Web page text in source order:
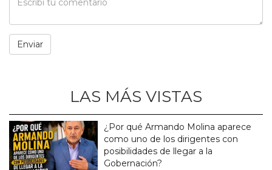
LAS MÁS VISTAS
¿Por qué Armando Molina aparece
como uno de los dirigentes con
posibilidades de llegar a la
Gobernación?